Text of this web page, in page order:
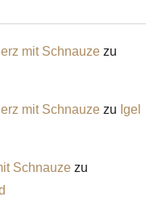
mit Schnauzezu
mit Schnauzezu Igel
Schnauzezu